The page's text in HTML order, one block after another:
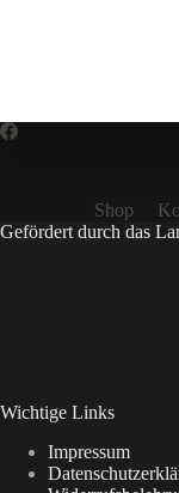
Shop
Gefördert durch das
Wichtige Links
Impressum